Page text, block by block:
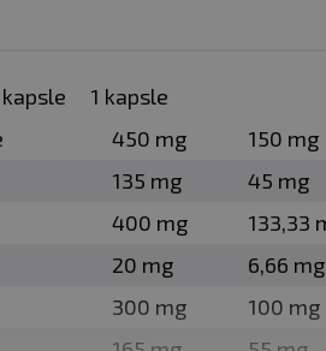
trvanlivost:viz obal
Doplněk stravy. Vhodné
denní dávkování. Ukládejte
v suchu a při teplotě do 25
1 kapsle
450 mg
150 mg
135 mg
45 mg
400 mg
133,33
20 mg
6,66 mg
300 mg
100 mg